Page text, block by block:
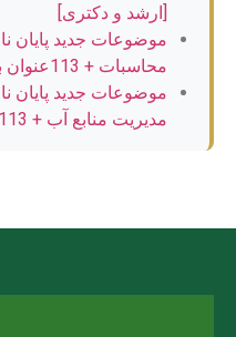
[ارشد و دکتری]
موضوعات جدید پایان
محاسبات + 113عنوان بروز
موضوعات جدید پایان
مدیریت منابع آب + 113عنوان بروز